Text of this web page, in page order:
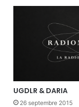
UGDLR & DARIA
26 septembre 2015